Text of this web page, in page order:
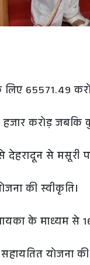
लिए 65571.49
हजार करोड़
से मसूरी
की स्वीकृति।
के माध्यम से
योजना